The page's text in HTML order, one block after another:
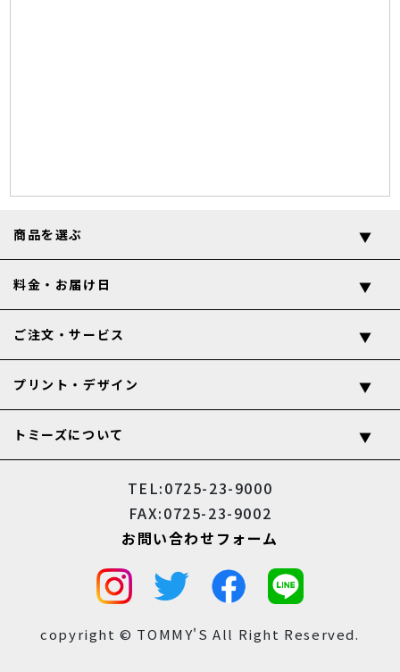
商品を選ぶ
料金・お届け日
ご注文・サービス
プリント・デザイン
トミーズについて
TEL:0725-23-9000
FAX:0725-23-9002
お問い合わせフォーム
copyright © TOMMY'S All Right Reserved.